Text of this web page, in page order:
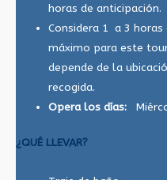
horas de anticipación.
Considera 1 a 3
máximo para este
depende de la
recogida.
Opera los días:
¿QUÉ LLEVAR?